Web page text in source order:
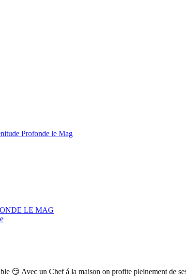
Profonde le Mag
LE MAG
😏 Avec un Chef á la maison on profite pleinement de